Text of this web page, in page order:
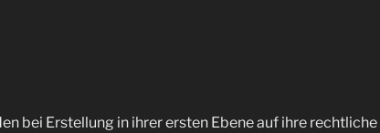
bei Erstellung in ihrer ersten Ebene auf ihre rechtliche